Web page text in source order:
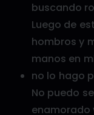
buscando
Luego de
hombros y
manos en
no lo hago
No puedo
enamorado